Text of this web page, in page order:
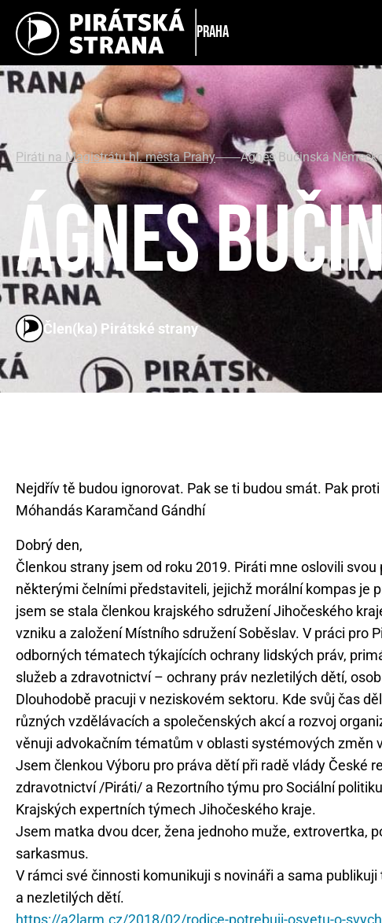
Praha
Piráti na Magistrátu hl. města Prahy Ágnes Bučinská
Ágnes
Člen(ka) Pirátské strany
Nejdřív tě budou ignorovat. Pak se ti budou smát. Pak
Dobrý den,
Členkou strany jsem od roku 2019. Piráti mne oslovili
některými čelními představiteli, jejichž morální kompas je
jsem se stala členkou krajského sdružení Jihočeského
vzniku a založení Místního sdružení Soběslav. V práci pro
odborných tématech týkajících ochrany lidských práv,
služeb a zdravotnictví – ochrany práv nezletilých dětí,
Dlouhodobě pracuji v neziskovém sektoru. Kde svůj čas
různých vzdělávacích a společenských akcí a rozvoj
věnuji advokačním tématům v oblasti systémových změn
Jsem členkou Výboru pro práva dětí při radě vlády České
zdravotnictví /Piráti/ a Rezortního týmu pro Sociální
Krajských expertních týmech Jihočeského kraje.
Jsem matka dvou dcer, žena jednoho muže, extrovertka,
sarkasmus.
V rámci své činnosti komunikuji s novináři a sama
a nezletilých dětí.
https://a2larm.cz/2018/02/rodice-potrebuji-osvetu-o-